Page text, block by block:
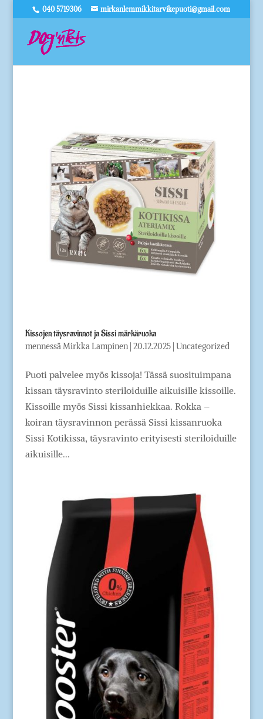
040 5719306 mirkanlemmikkitarvikepuoti@gmail.com
Kissojen täysravinnot ja Sissi märkäruoka
mennessäMirkka Lampinen| 20.12.2025| Uncategorized
Puoti palvelee myös kissoja! Tässä suosituimpana
kissan täysravinto steriloiduille aikuisille kissoille.
Kissoille myös Sissi kissanhiekkaa. Rokka –
koiran täysravinnon perässä Sissi kissanruoka
Sissi Kotikissa, täysravinto erityisesti steriloiduille
aikuisille...